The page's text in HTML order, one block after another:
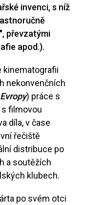
invenci, s níž
převzatými
apod.).
kinematografii
nekonvenčních
) práce s
filmovou
díla, v čase
řečiště
distribuce po
a soutěžích
klubech.
po svém otci